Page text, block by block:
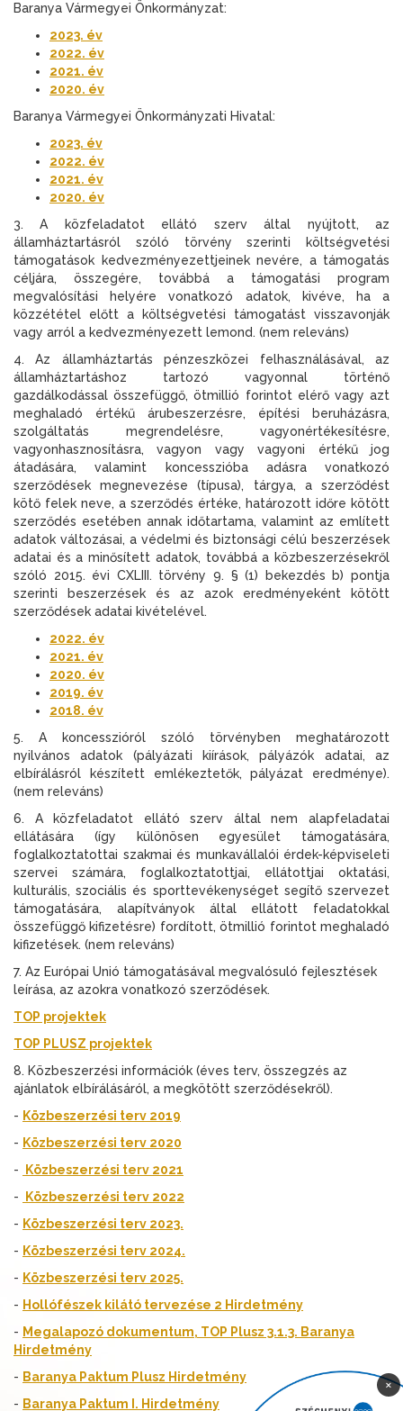
Baranya Vármegyei Önkormányzat:
2023. év
2022. év
2021. év
2020. év
Baranya Vármegyei Önkormányzati Hivatal:
2023. év
2022. év
2021. év
2020. év
3. A közfeladatot ellátó szerv által nyújtott, az
államháztartásról szóló törvény szerinti költségvetési
támogatások kedvezményezettjeinek nevére, a támogatás
céljára, összegére, továbbá a támogatási program
megvalósítási helyére vonatkozó adatok, kivéve, ha a
közzététel előtt a költségvetési támogatást visszavonják
vagy arról a kedvezményezett lemond. (nem releváns)
4. Az államháztartás pénzeszközei felhasználásával, az
államháztartáshoz tartozó vagyonnal történő
gazdálkodással összefüggő, ötmillió forintot elérő vagy azt
meghaladó értékű árubeszerzésre, építési beruházásra,
szolgáltatás megrendelésre, vagyonértékesítésre,
vagyonhasznosításra, vagyon vagy vagyoni értékű jog
átadására, valamint koncesszióba adásra vonatkozó
szerződések megnevezése (típusa), tárgya, a szerződést
kötő felek neve, a szerződés értéke, határozott időre kötött
szerződés esetében annak időtartama, valamint az említett
adatok változásai, a védelmi és biztonsági célú beszerzések
adatai és a minősített adatok, továbbá a közbeszerzésekről
szóló 2015. évi CXLIII. törvény 9. § (1) bekezdés b) pontja
szerinti beszerzések és az azok eredményeként kötött
szerződések adatai kivételével.
2022. év
2021. év
2020. év
2019. év
2018. év
5. A koncesszióról szóló törvényben meghatározott
nyilvános adatok (pályázati kiírások, pályázók adatai, az
elbírálásról készített emlékeztetők, pályázat eredménye).
(nem releváns)
6. A közfeladatot ellátó szerv által nem alapfeladatai
ellátására (így különösen egyesület támogatására,
foglalkoztatottai szakmai és munkavállalói érdek-képviseleti
szervei számára, foglalkoztatottjai, ellátottjai oktatási,
kulturális, szociális és sporttevékenységet segítő szervezet
támogatására, alapítványok által ellátott feladatokkal
összefüggő kifizetésre) fordított, ötmillió forintot meghaladó
kifizetések. (nem releváns)
7. Az Európai Unió támogatásával megvalósuló fejlesztések
leírása, az azokra vonatkozó szerződések.
TOP projektek
TOP PLUSZ projektek
8. Közbeszerzési információk (éves terv, összegzés az
ajánlatok elbírálásáról, a megkötött szerződésekről).
- Közbeszerzési terv 2019
- Közbeszerzési terv 2020
-
Közbeszerzési terv 2021
-
Közbeszerzési terv 2022
- Közbeszerzési terv 2023.
- Közbeszerzési terv 2024.
- Közbeszerzési terv 2025.
- Hollófészek kilátó tervezése 2 Hirdetmény
- Megalapozó dokumentum, TOP Plusz 3.1.3. Baranya
Hirdetmény
- Baranya Paktum Plusz Hirdetmény
- Baranya Paktum I. Hirdetmény
×